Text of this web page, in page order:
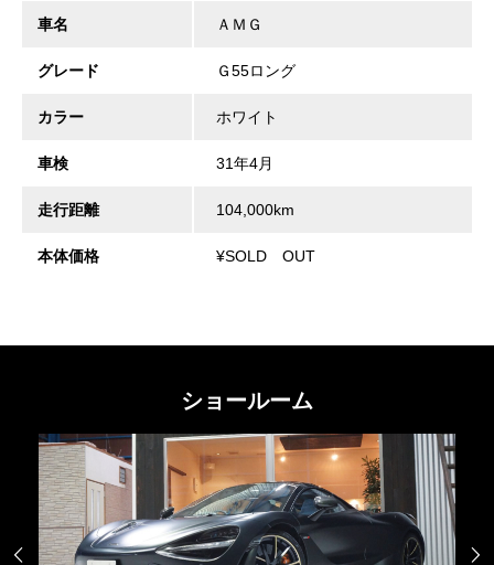
車名 ＡＭＧ
グレード Ｇ55ロング
カラー ホワイト
車検 31年4月
走行距離 104,000km
本体価格 ¥SOLD OUT
ショールーム
 